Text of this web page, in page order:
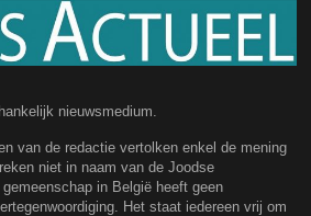
nieuwsmedium.
van de redactie vertolken enkel de mening
niet in naam van de Joodse
in België heeft geen
Het staat iedereen vrij om